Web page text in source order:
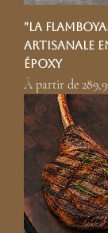
"La
artisanale
époxy
À partir de
Prix